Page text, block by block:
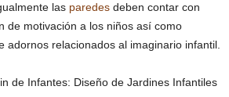
las paredes deben contar con
de motivación a los niños así como
adornos relacionados al imaginario infantil.